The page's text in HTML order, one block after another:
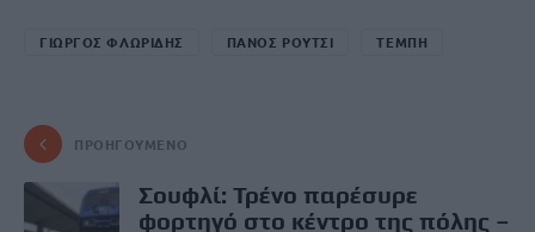
ΓΙΩΡΓΟΣ ΦΛΩΡΙΔΗΣ ΠΑΝΟΣ ΡΟΥΤΣΙ ΤΕΜΠΗ
ΠΡΟΗΓΟΎΜΕΝΟ
Σουφλί: Τρένο παρέσυρε
φορτηγό στο κέντρο της πόλης –